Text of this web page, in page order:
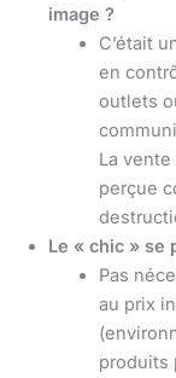
image ?
C’était
en
outlets
La
perçue
Le « chic » se
Pas
au prix
produits